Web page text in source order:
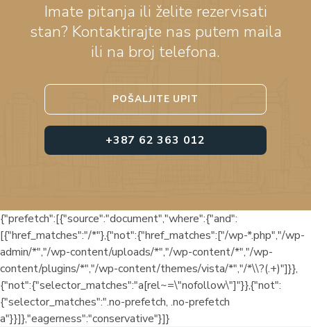
Imate pitanja ili želite rezervisati
stan? Kontaktirajte nas putem maila
ili na broj telefona.
POŠALJITE UPIT
+387 62 363 012
{"prefetch":[{"source":"document","where":{"and":
[{"href_matches":"/*"},{"not":{"href_matches":["/wp-*.php","/wp-
admin/*","/wp-content/uploads/*","/wp-content/*","/wp-
content/plugins/*","/wp-content/themes/vista/*","/*\\?(.+)"]}},
{"not":{"selector_matches":"a[rel~=\"nofollow\"]"}},{"not":
{"selector_matches":".no-prefetch, .no-prefetch
a"}}]},"eagerness":"conservative"}]}